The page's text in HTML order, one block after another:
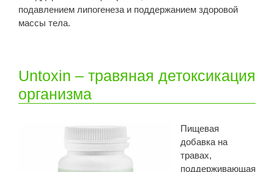
подавлением липогенеза и поддержанием здоровой
массы тела.
Untoxin – травяная детоксикация
организма
Пищевая
добавка на
травах,
поддерживающая